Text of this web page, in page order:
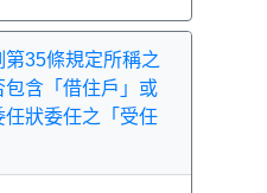
35條規定所稱之
包含「借住戶」或
狀委任之「受任